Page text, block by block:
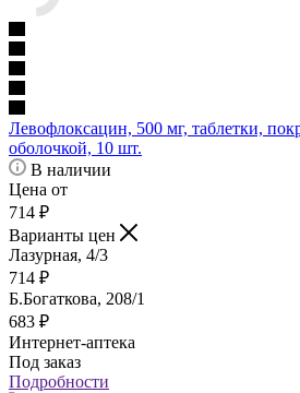
Левофлоксацин, 500 мг, таблетки,
оболочкой, 10 шт.
В наличии
Цена от
714 ₽
Варианты цен
Лазурная, 4/3
714 ₽
Б.Богаткова, 208/1
683 ₽
Интернет-аптека
Под заказ
Подробности